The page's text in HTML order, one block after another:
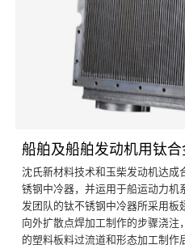
船舶及船舶发动机用钛
沈氏新材料技术和玉柴发动机达成
锈钢中冷器，并运用于船运动力机
发团队的钛不锈钢中冷器所采用板
向外扩散点焊加工制作的步骤浇
的塑料板料过流道和形态加工制作